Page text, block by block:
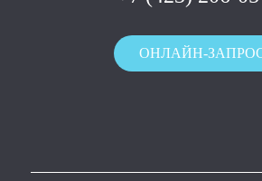
ОНЛАЙН-